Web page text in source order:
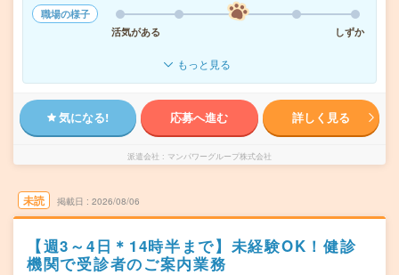
職場の様子
活気がある
しずか
もっと見る
気になる! 応募へ進む 詳しく見る
派遣会社 マンパワーグループ株式会社
未読 掲載日 2026/08/06
【週3～4日＊14時半まで】未経験OK！健診
機関で受診者のご案内業務